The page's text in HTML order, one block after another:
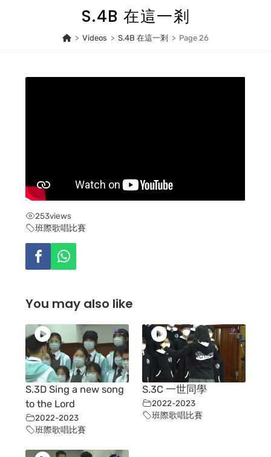
S.4B 在這一剎
> Videos > S.4B 在這一剎 > Page 26
253views
班際歌唱比賽
You may also like
S.3D Sing a new song
to the Lord
2022-2023
班際歌唱比賽
S.3C 一世同學
2022-2023
班際歌唱比賽